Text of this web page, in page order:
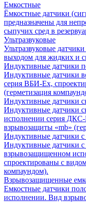
Емкостные
Ёмкостные датчики
предназначены для
сыпучих сред в
Ультразвуковые
Ультразвуковые
выходом для жидких и
Индуктивные датчики
Индуктивные датчики
серия ВБИ-Ех,
(герметизация
Индуктивные датчики
Индуктивные датчики
исполнении серия
взрывозащиты «mb»
Индуктивные датчики
Индуктивные датчики
взрывозащищенном
спроектированы с
компаундом).
Взрывозащищенные
Емкостные датчики
исполнении. Вид